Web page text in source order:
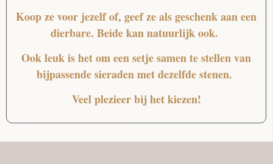
Koop ze voor jezelf of, geef ze als geschenk aan een
dierbare. Beide kan natuurlijk ook.
Ook leuk is het om een setje samen te stellen van
bijpassende sieraden met dezelfde stenen.
Veel plezieer bij het kiezen!